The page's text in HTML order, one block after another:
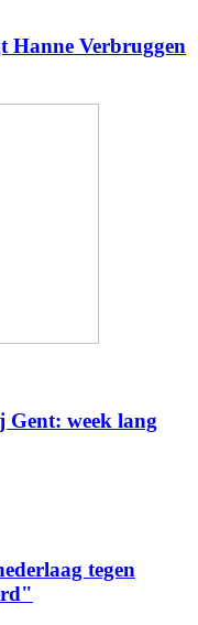
Hanne Verbruggen
Gent: week lang
tegen